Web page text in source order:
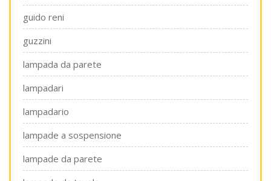
guido reni
guzzini
lampada da parete
lampadari
lampadario
lampade a sospensione
lampade da parete